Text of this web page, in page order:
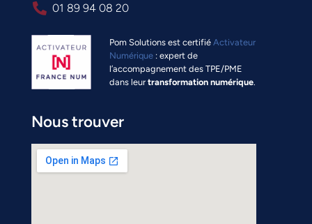
01 89 94 08 20
Pom Solutions est certifié Activateur
Numérique: expert de
l’accompagnement des TPE/PME
dans leurtransformation numérique.
Nous trouver